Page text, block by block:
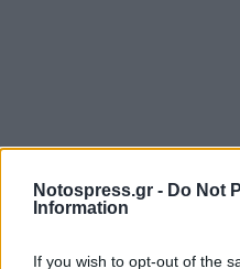
Notospress.gr - Do Not
Information
If you wish to opt-out of the